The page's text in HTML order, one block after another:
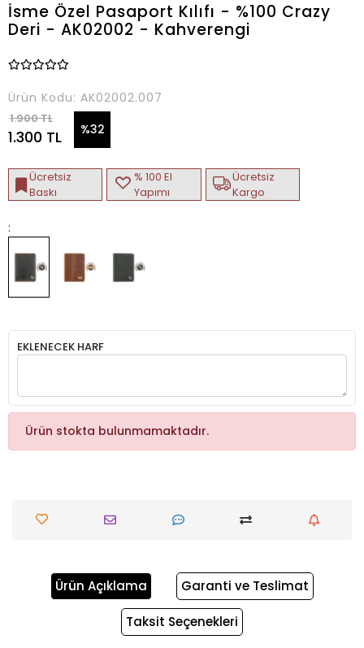
İsme Özel Pasaport Kılıfı - %100 Crazy
Deri - AK02002 - Kahverengi
Ürün Kodu: AK02002.007
1.900 TL
1.300 TL %32
Ücretsiz
Baskı
% 100 El
Yapımı
Ücretsiz
Kargo
:
EKLENECEK HARF
Ürün stokta bulunmamaktadır.
Ürün Açıklama Garanti ve Teslimat
Taksit Seçenekleri